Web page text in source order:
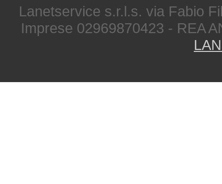
Lanetservice s.r.l.s. via Fabio
Imprese 02969870423 - REA